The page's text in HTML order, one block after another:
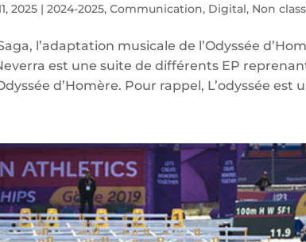
2025 |2024-2025,Communication, Digital, Non
l’adaptation musicale de l’Odyssée
est une suite de différents EP
d’Homère. Pour rappel, L’odyssée est